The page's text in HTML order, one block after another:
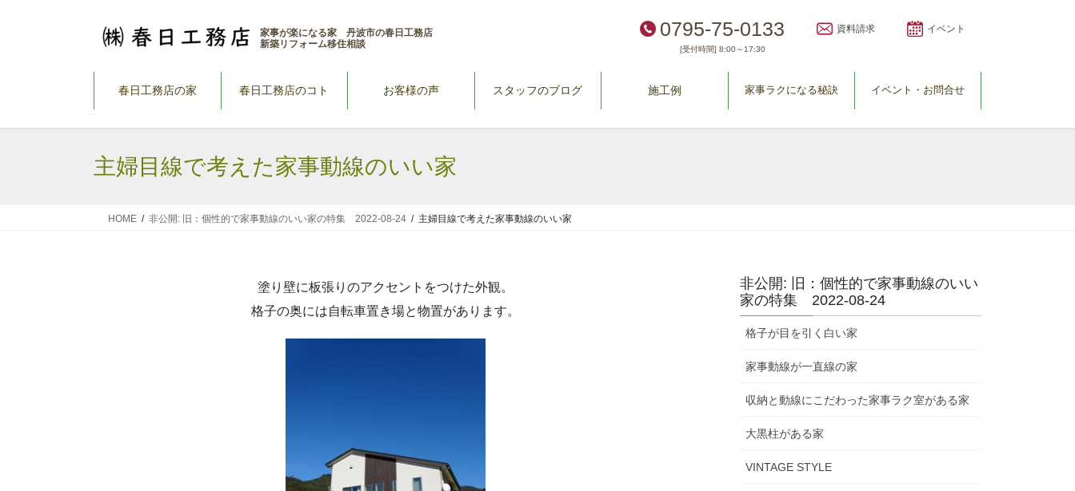
家事が楽になる家 丹波市の春日工務店
新築リフォーム移住相談
0795-75-0133
[受付時間] 8:00～17:30
資料請求 イベント
春日工務店の家 春日工務店のコト お客様の声 スタッフのブログ 施工例 家事ラクになる秘訣 イベント・お問合せ
主婦目線で考えた家事動線のいい家
HOME 非公開: 旧：個性的で家事動線のいい家の特集 2022-08-24 主婦目線で考えた家事動線のいい家
塗り壁に板張りのアクセントをつけた外観。
格子の奥には自転車置き場と物置があります。
非公開: 旧：個性的で家事動線のいい
家の特集 2022-08-24
格子が目を引く白い家
家事動線が一直線の家
収納と動線にこだわった家事ラク室がある家
大黒柱がある家
VINTAGE STYLE